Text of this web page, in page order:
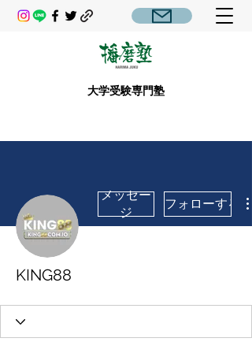
大学受験専門塾
メッセー
ジ
フォローする
KING88